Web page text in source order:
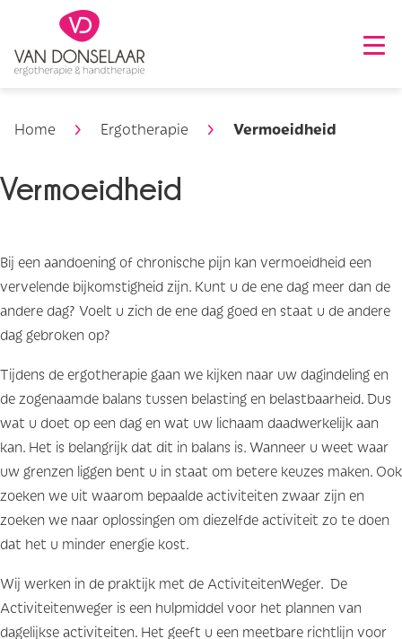
Home Ergotherapie Vermoeidheid
Vermoeidheid
Bij een aandoening of chronische pijn kan vermoeidheid een
vervelende bijkomstigheid zijn. Kunt u de ene dag meer dan de
andere dag? Voelt u zich de ene dag goed en staat u de andere
dag gebroken op?
Tijdens de ergotherapie gaan we kijken naar uw dagindeling en
de zogenaamde balans tussen belasting en belastbaarheid. Dus
wat u doet op een dag en wat uw lichaam daadwerkelijk aan
kan. Het is belangrijk dat dit in balans is. Wanneer u weet waar
uw grenzen liggen bent u in staat om betere keuzes maken. Ook
zoeken we uit waarom bepaalde activiteiten zwaar zijn en
zoeken we naar oplossingen om diezelfde activiteit zo te doen
dat het u minder energie kost.
Wij werken in de praktijk met de ActiviteitenWeger. De
Activiteitenweger is een hulpmiddel voor het plannen van
dagelijkse activiteiten. Het geeft u een meetbare richtlijn voor